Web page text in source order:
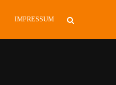
IMPRESSUM